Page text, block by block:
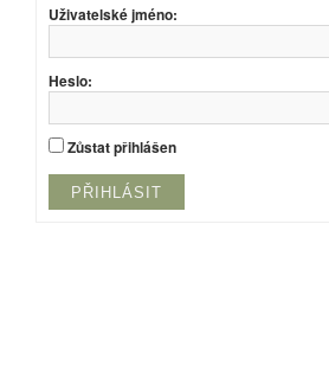
Uživatelské jméno:
Heslo:
Zůstat přihlášen
PŘIHLÁSIT